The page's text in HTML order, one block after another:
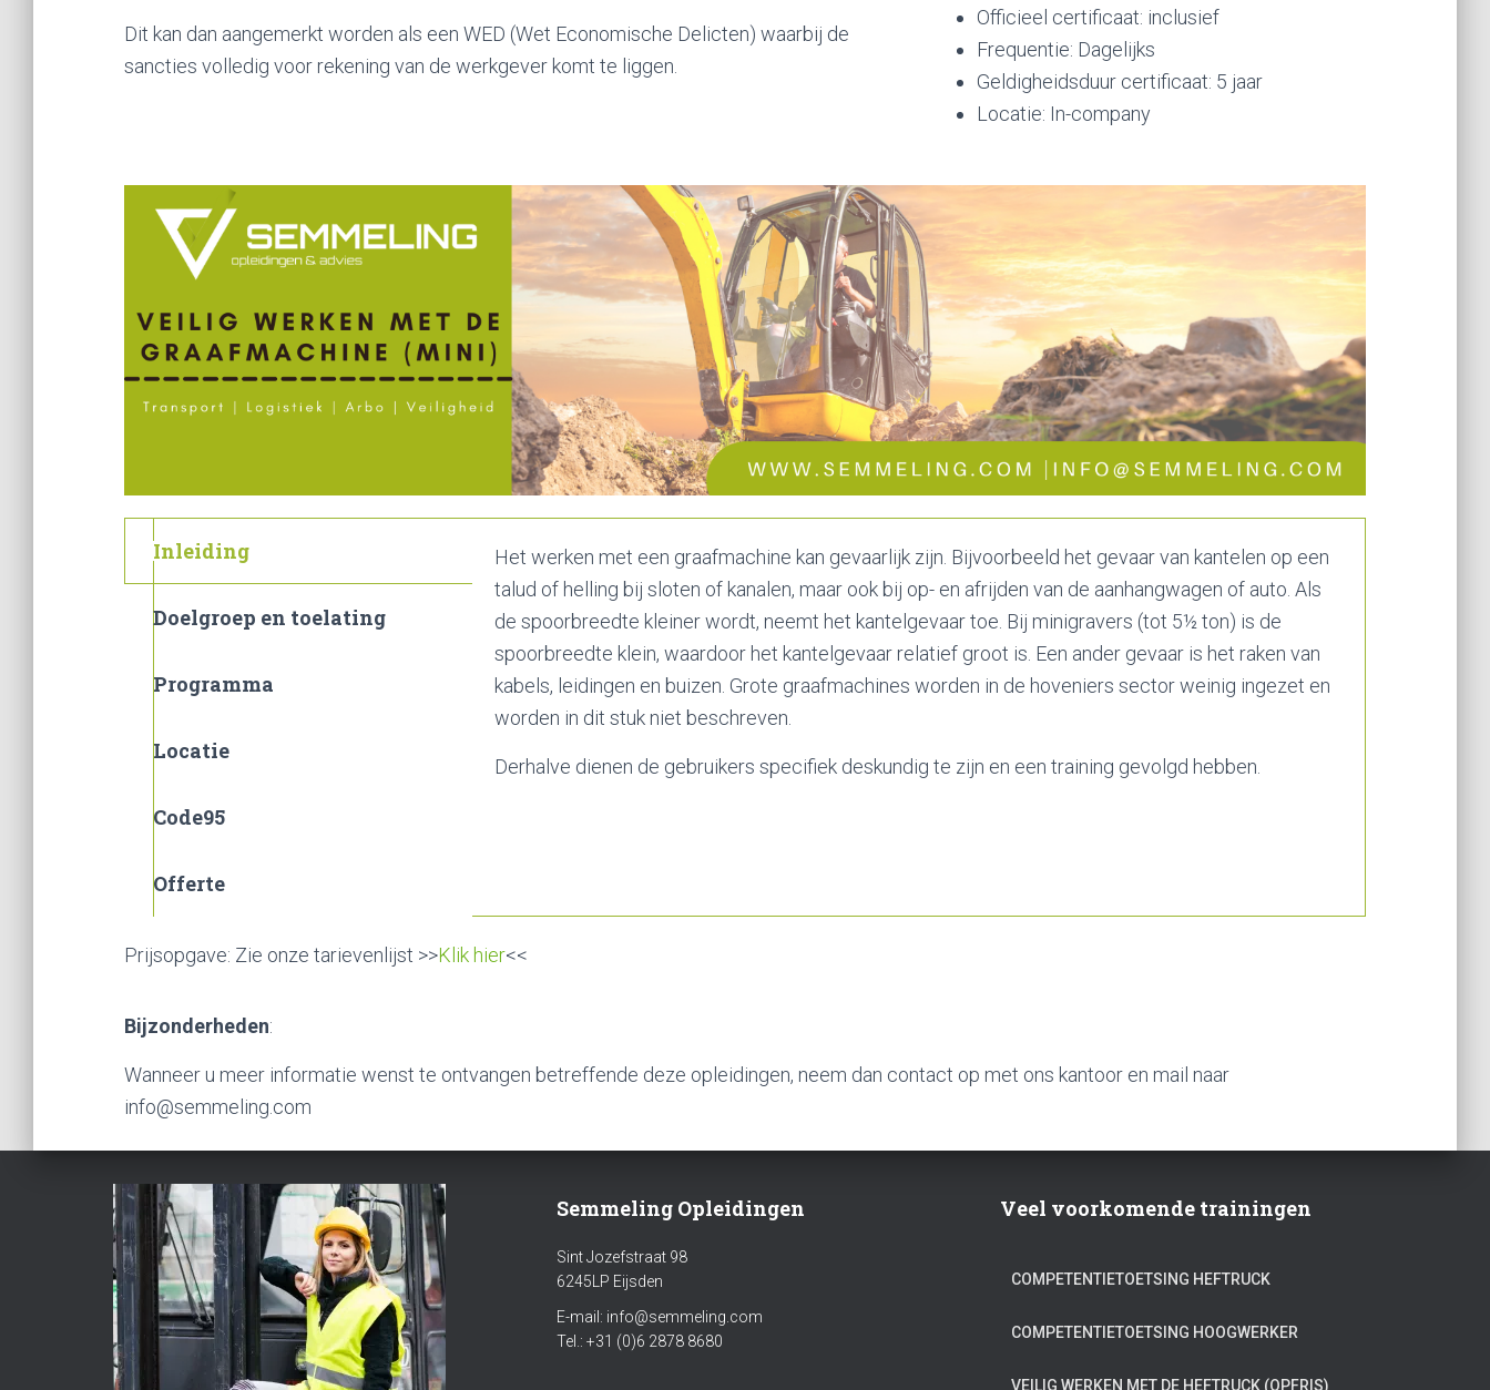
Dit kan dan aangemerkt worden als een WED (Wet Economische Delicten) waarbij de
sancties volledig voor rekening van de werkgever komt te liggen.
Officieel certificaat: inclusief
Frequentie: Dagelijks
Geldigheidsduur certificaat: 5 jaar
Locatie: In-company
Inleiding
Doelgroep en toelating
Programma
Locatie
Code95
Offerte
Het werken met een graafmachine kan gevaarlijk zijn. Bijvoorbeeld het gevaar van kantelen op een
talud of helling bij sloten of kanalen, maar ook bij op- en afrijden van de aanhangwagen of auto. Als
de spoorbreedte kleiner wordt, neemt het kantelgevaar toe. Bij minigravers (tot 5½ ton) is de
spoorbreedte klein, waardoor het kantelgevaar relatief groot is. Een ander gevaar is het raken van
kabels, leidingen en buizen. Grote graafmachines worden in de hoveniers sector weinig ingezet en
worden in dit stuk niet beschreven.
Derhalve dienen de gebruikers specifiek deskundig te zijn en een training gevolgd hebben.
Prijsopgave: Zie onze tarievenlijst >>Klik hier<<
Bijzonderheden:
Wanneer u meer informatie wenst te ontvangen betreffende deze opleidingen, neem dan contact op met ons kantoor en mail naar
info@semmeling.com
Semmeling Opleidingen
Sint Jozefstraat 98
6245LP Eijsden
E-mail: info@semmeling.com
Tel.: +31 (0)6 2878 8680
Veel voorkomende trainingen
COMPETENTIETOETSING HEFTRUCK
COMPETENTIETOETSING HOOGWERKER
VEILIG WERKEN MET DE HEFTRUCK (OPFRIS)